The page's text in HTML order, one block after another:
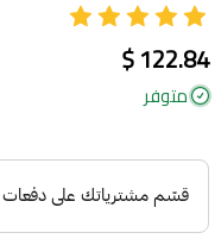
122.84 $
متوفر